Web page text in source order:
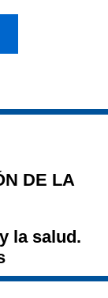
DE LA
la salud.